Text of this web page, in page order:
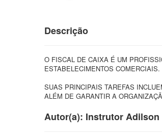
Descrição
O FISCAL DE CAIXA É UM
ESTABELECIMENTOS COMERCIAIS.
SUAS PRINCIPAIS TAREFAS
ALÉM DE GARANTIR A
Autor(a): Instrutor Adilson